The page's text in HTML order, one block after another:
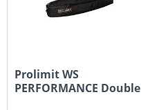
Prolimit WS
PERFORMANCE Double